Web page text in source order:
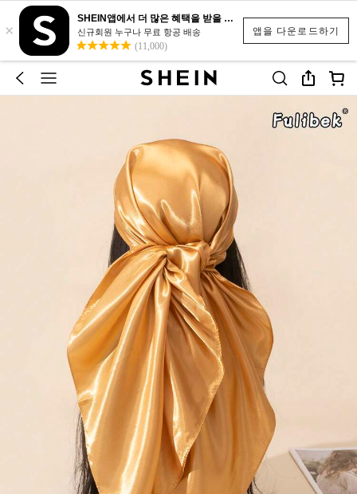
앱을 다운로드하기
×
SHEIN앱에서 더 많은 혜택을 받을 수 있어요.
신규회원 누구나 무료 항공 배송
(11,000)